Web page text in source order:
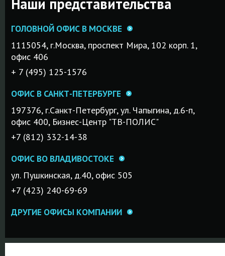
Наши представительства
ГОЛОВНОЙ ОФИС В МОСКВЕ
1115054, г.Mосква, проспект Мира, 102 корп. 1,
офис 406
+ 7 (495) 125-1576
ОФИС В САНКТ-ПЕТЕРБУРГЕ
197376, г.Санкт-Петербург, ул. Чапыгина, д.6-п,
офис 400, Бизнес-Центр "ТВ-ПОЛИС"
+7 (812) 332-14-38
ОФИС ВО ВЛАДИВОСТОКЕ
ул. Пушкинская, д.40, офис 505
+7 (423) 240-69-69
ДРУГИЕ ОФИСЫ КОМПАНИИ